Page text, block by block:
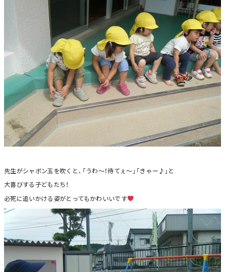
先生がシャボン玉を吹くと、「うわ～！待てぇ～」「きゃー♪」と
大喜びする子どもたち！
必死に追いかける姿がとってもかわいいです